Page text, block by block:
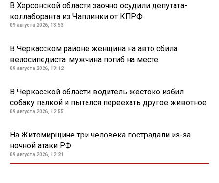
В Херсонской области заочно осудили депутата-
коллаборанта из Чаплинки от КПРФ
09 августа 2026, 13:53
В Черкасском районе женщина на авто сбила
велосипедиста: мужчина погиб на месте
09 августа 2026, 13:12
В Черкасской области водитель жестоко избил
собаку палкой и пытался переехать другое животное
09 августа 2026, 12:55
На Житомирщине три человека пострадали из-за
ночной атаки РФ
09 августа 2026, 12:21